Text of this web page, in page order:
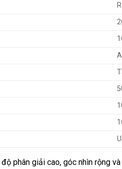
phân giải cao, góc nhìn rộng